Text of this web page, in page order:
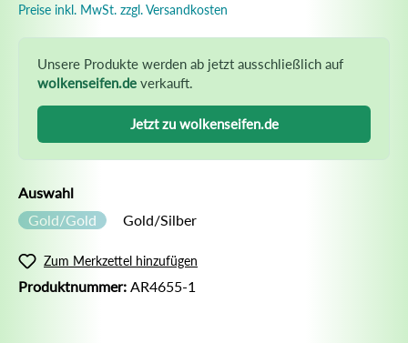
Preise inkl. MwSt. zzgl. Versandkosten
Unsere Produkte werden ab jetzt ausschließlich auf
wolkenseifen.de verkauft.
Jetzt zu wolkenseifen.de
Auswahl
Gold/Gold
Gold/Silber
Zum Merkzettel hinzufügen
Produktnummer: AR4655-1